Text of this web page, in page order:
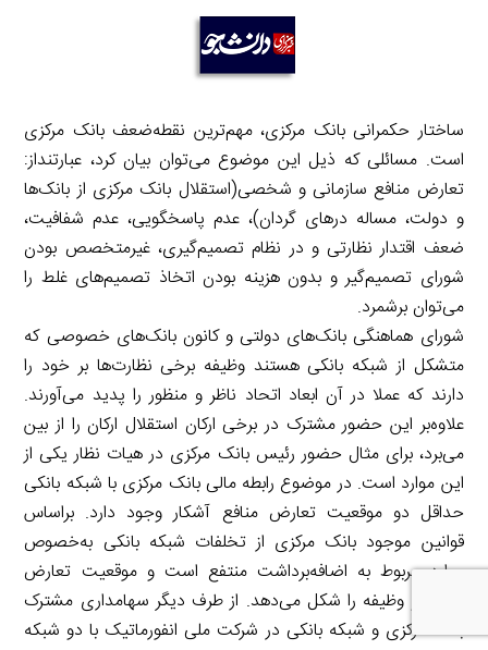
ساختار حکمرانی بانک مرکزی، مهم‌ترین نقطه‌ضعف بانک مرکزی
است. مسائلی که ذیل این موضوع می‌توان بیان کرد، عبارتنداز:
تعارض منافع سازمانی و شخصی(استقلال بانک مرکزی از بانک‌ها
و دولت، مساله درهای گردان)، عدم پاسخگویی، عدم شفافیت،
ضعف اقتدار نظارتی و در نظام تصمیم‌گیری، غیرمتخصص بودن
شورای تصمیم‌گیر و بدون هزینه بودن اتخاذ تصمیم‌های غلط را
می‌توان برشمرد.
شورای هماهنگی بانک‌های دولتی و کانون بانک‌های خصوصی که
متشکل از شبکه بانکی هستند وظیفه برخی نظارت‌ها بر خود را
دارند که عملا در آن ابعاد اتحاد ناظر و منظور را پدید می‌آورند.
علاوه‌بر این حضور مشترک در برخی ارکان استقلال ارکان را از بین
می‌برد، برای مثال حضور رئیس بانک مرکزی در هیات نظار یکی از
این موارد است. در موضوع رابطه مالی بانک مرکزی با شبکه بانکی
حداقل دو موقعیت تعارض منافع آشکار وجود دارد. براساس
قوانین موجود بانک مرکزی از تخلفات شبکه بانکی به‌خصوص
موارد مربوط به اضافه‌برداشت منتفع است و موقعیت تعارض
درآمد و وظیفه را شکل می‌دهد. از طرف دیگر سهامداری مشترک
بانک مرکزی و شبکه بانکی در شرکت ملی انفورماتیک با دو شبکه